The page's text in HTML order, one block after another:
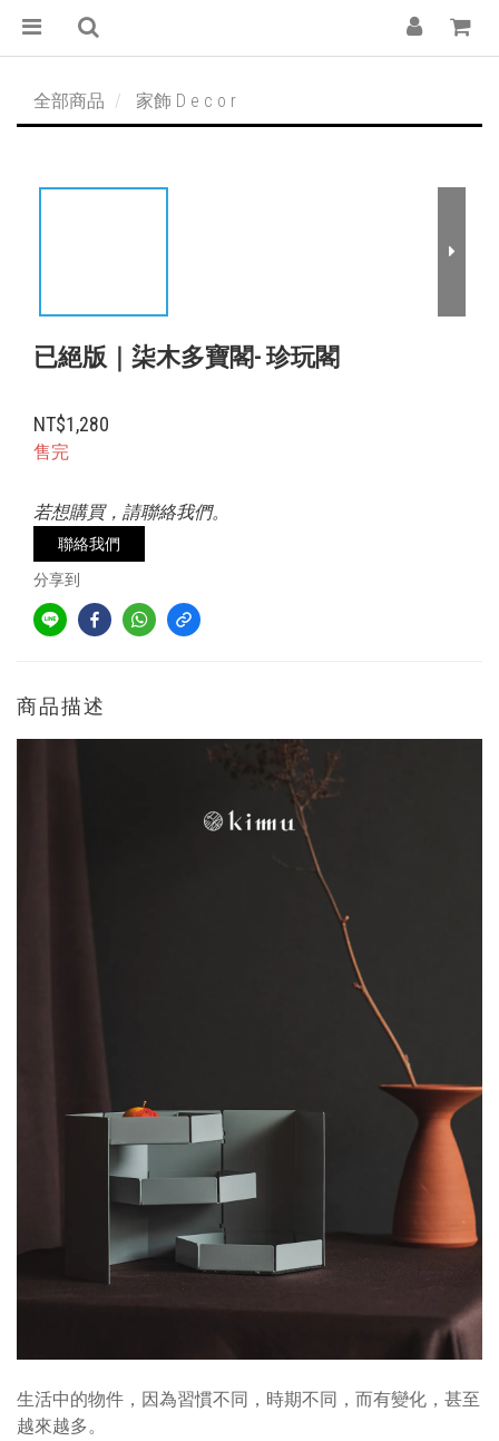
全部商品 家飾 D e c o r
已絕版｜柒木多寶閣- 珍玩閣
NT$1,280
售完
若想購買，請聯絡我們。
聯絡我們
分享到
商品描述
生活中的物件，因為習慣不同，時期不同，而有變化，甚至
越來越多。